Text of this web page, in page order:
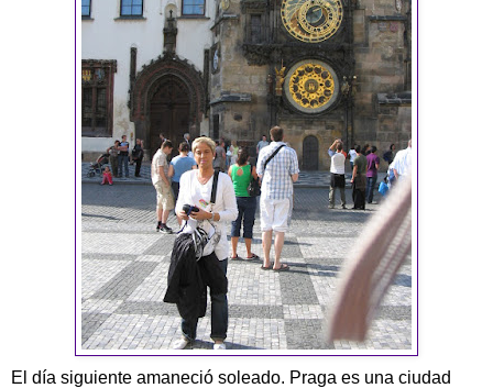
El día siguiente amaneció soleado. Praga es una ciudad